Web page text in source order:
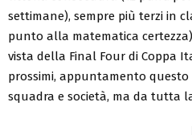
settimane), sempre più terzi in
punto alla matematica
vista della Final Four di Coppa
prossimi, appuntamento
squadra e società, ma da tutta